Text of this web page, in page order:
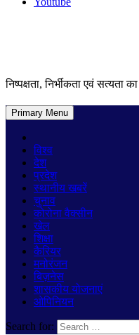
निष्पक्षता, निर्भीकता एवं सत्यता
Primary Menu
विश्व
देश
प्रदेश
स्थानीय खबरें
चुनाव
कोरोना वैक्सीन
खेल
शिक्षा
कैरियर
मनोरंजन
बिज़नेस
शासकीय योजनाएं
ओपिनियन
Search for: